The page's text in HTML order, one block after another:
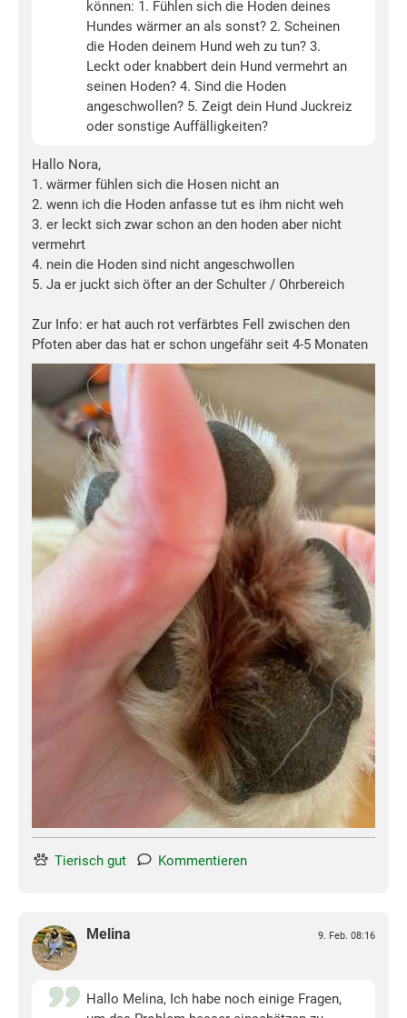
können: 1. Fühlen sich die Hoden deines
Hundes wärmer an als sonst? 2. Scheinen
die Hoden deinem Hund weh zu tun? 3.
Leckt oder knabbert dein Hund vermehrt an
seinen Hoden? 4. Sind die Hoden
angeschwollen? 5. Zeigt dein Hund Juckreiz
oder sonstige Auffälligkeiten?
Hallo Nora,
1. wärmer fühlen sich die Hosen nicht an
2. wenn ich die Hoden anfasse tut es ihm nicht weh
3. er leckt sich zwar schon an den hoden aber nicht
vermehrt
4. nein die Hoden sind nicht angeschwollen
5. Ja er juckt sich öfter an der Schulter / Ohrbereich
Zur Info: er hat auch rot verfärbtes Fell zwischen den
Pfoten aber das hat er schon ungefähr seit 4-5 Monaten
Tierisch gut Kommentieren
Melina 9. Feb. 08:16
Hallo Melina, Ich habe noch einige Fragen,